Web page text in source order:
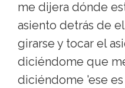
me dijera dónde
asiento detrás de
girarse y tocar el
diciéndome que
diciéndome 'ese